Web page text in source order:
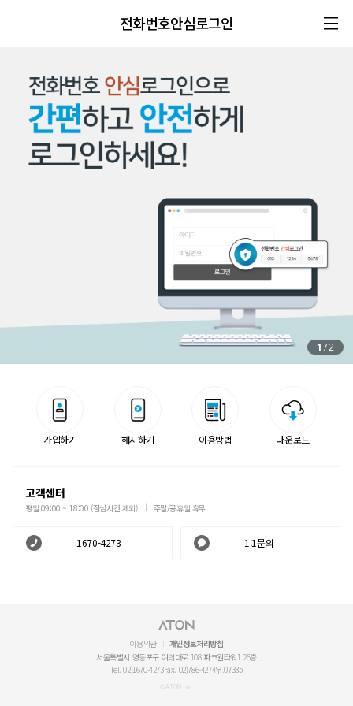
전화번호안심로그인
1 /2
가입하기 해지하기 이용방법 다운로드
고객센터
평일 09:00 ~ 18:00 (점심시간 제외) 주말/공휴일 휴무
1670-4273 1:1문의
이용약관
개인정보처리방침
서울특별시 영등포구 여의대로 108 파크원타워1 26층
Tel. 02)1670-4273Fax. 02)786-4274우.07335
© ATON Inc.